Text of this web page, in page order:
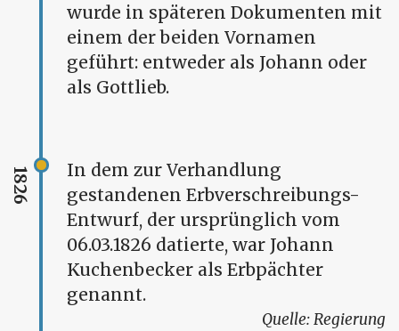
wurde in späteren Dokumenten mit
einem der beiden Vornamen
geführt: entweder als Johann oder
als Gottlieb.
1826
In dem zur Verhandlung
gestandenen Erbverschreibungs-
Entwurf, der ursprünglich vom
06.03.1826 datierte, war Johann
Kuchenbecker als Erbpächter
genannt.
Regierung